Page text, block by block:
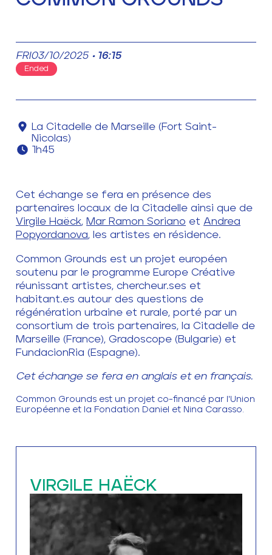
FRI03/10/2025 16:15
Ended
La Citadelle de Marseille (Fort Saint-
Nicolas)
1h45
Cet échange se fera en présence des
partenaires locaux de la Citadelle ainsi que de
Virgile Haëck, Mar Ramon Soriano etAndrea
Popyordanova, les artistes en résidence.
Common Grounds est un projet européen
soutenu par le programme Europe Créative
réunissant artistes, chercheur.ses et
habitant.es autour des questions de
régénération urbaine et rurale, porté par un
consortium de trois partenaires, la Citadelle de
Marseille (France), Gradoscope (Bulgarie) et
FundacionRia (Espagne).
Cet échange se fera en anglais et en français.
Common Grounds est un projet co-financé par l'Union
Européenne et la Fondation Daniel et Nina Carasso.
VIRGILE HAËCK